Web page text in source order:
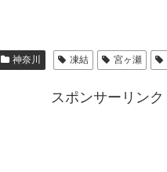
神奈川 凍結 宮ヶ瀬
スポンサーリンク